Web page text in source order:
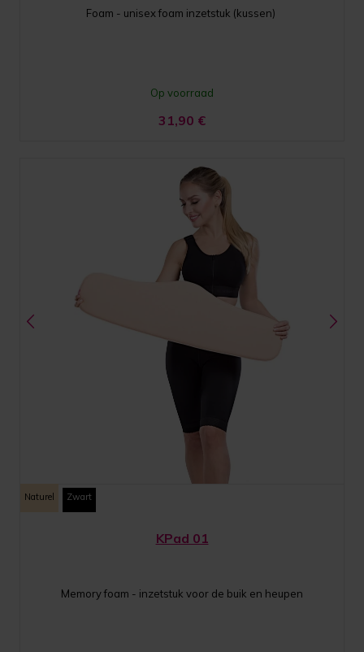
Foam - unisex foam inzetstuk (kussen)
Op voorraad
31,90 €
Naturel Zwart
KPad 01
Memory foam - inzetstuk voor de buik en heupen